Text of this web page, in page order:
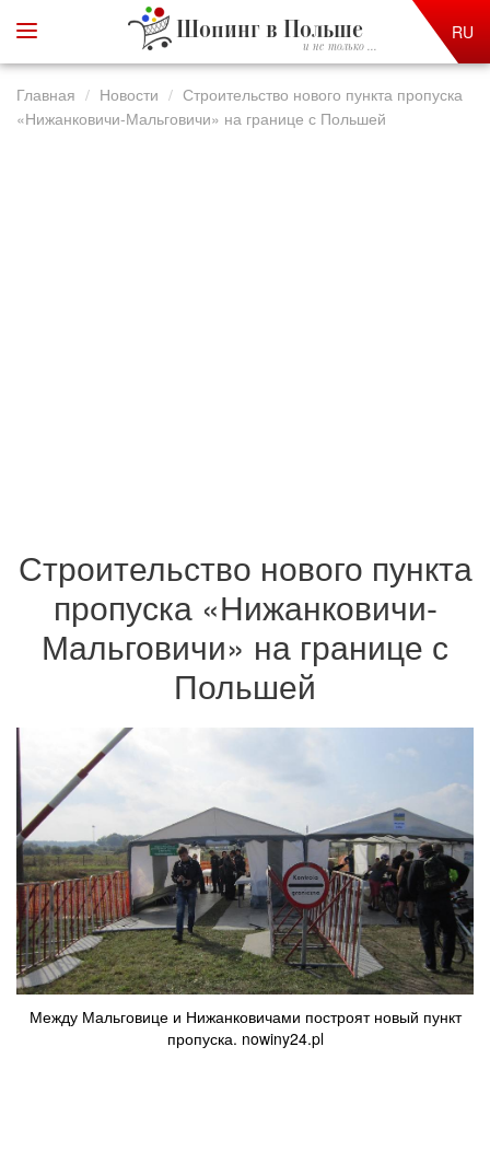
Шопинг в Польше
и не только ...
RU
Главная Новости
Строительство нового пункта пропуска
«Нижанковичи-Мальговичи» на границе с Польшей
Строительство нового пункта
пропуска «Нижанковичи-
Мальговичи» на границе с
Польшей
Между Мальговице и Нижанковичами построят новый пункт
пропуска. nowiny24.pl